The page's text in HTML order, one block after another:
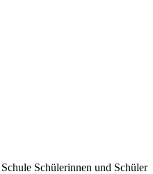
Schülerinnen und Schüler